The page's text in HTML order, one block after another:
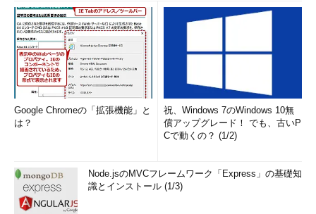
Google Chromeの「拡張機能」と
は？
祝、Windows 7のWindows 10無
償アップグレード！ でも、古いP
Cで動くの？ (1/2)
Node.jsのMVCフレームワーク「Express」の基礎知
識とインストール (1/3)